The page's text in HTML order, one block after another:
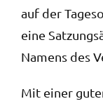
auf der
eine
Namens des
Mit einer